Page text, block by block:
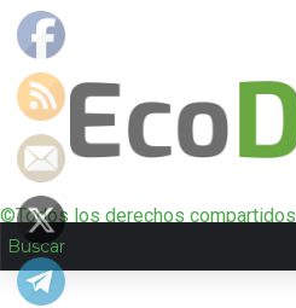
©Todos los derechos compartidos